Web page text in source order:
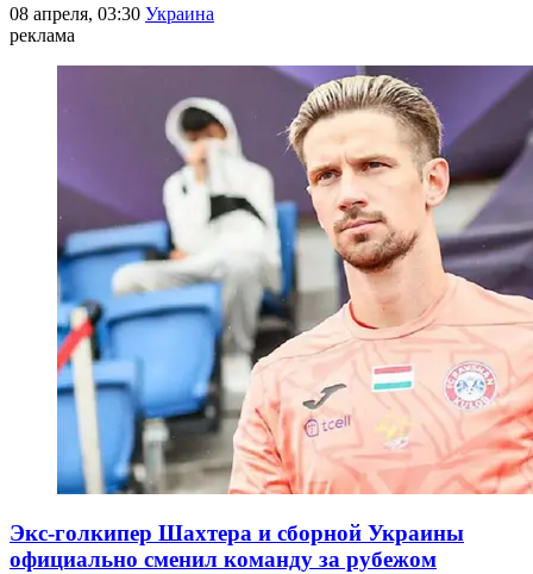
08 апреля, 03:30 Украина
реклама
Экс-голкипер Шахтера и сборной Украины
официально сменил команду за рубежом